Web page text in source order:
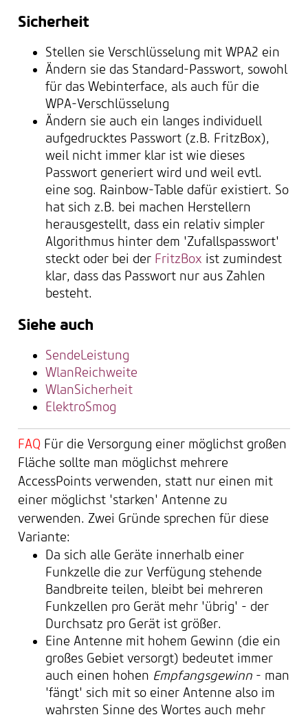
Sicherheit
Stellen sie Verschlüsselung mit WPA2 ein
Ändern sie das Standard-Passwort, sowohl
für das Webinterface, als auch für die
WPA-Verschlüsselung
Ändern sie auch ein langes individuell
aufgedrucktes Passwort (z.B. FritzBox),
weil nicht immer klar ist wie dieses
Passwort generiert wird und weil evtl.
eine sog. Rainbow-Table dafür existiert. So
hat sich z.B. bei machen Herstellern
herausgestellt, dass ein relativ simpler
Algorithmus hinter dem 'Zufallspasswort'
steckt oder bei der FritzBox ist zumindest
klar, dass das Passwort nur aus Zahlen
besteht.
Siehe auch
SendeLeistung
WlanReichweite
WlanSicherheit
ElektroSmog
FAQ Für die Versorgung einer möglichst großen
Fläche sollte man möglichst mehrere
AccessPoints verwenden, statt nur einen mit
einer möglichst 'starken' Antenne zu
verwenden. Zwei Gründe sprechen für diese
Variante:
Da sich alle Geräte innerhalb einer
Funkzelle die zur Verfügung stehende
Bandbreite teilen, bleibt bei mehreren
Funkzellen pro Gerät mehr 'übrig' - der
Durchsatz pro Gerät ist größer.
Eine Antenne mit hohem Gewinn (die ein
großes Gebiet versorgt) bedeutet immer
auch einen hohen Empfangsgewinn - man
'fängt' sich mit so einer Antenne also im
wahrsten Sinne des Wortes auch mehr